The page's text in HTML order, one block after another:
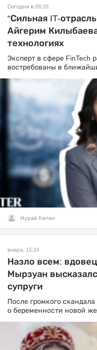
Сегодня в 09:26
“Сильная IT-
Айгерим
технологиях
Эксперт в сфере FinTech
востребованы в
Нурай Капен
вчера, 15:24
Назло всем:
Мырзуан
супруги
После громкого
о беременности новой